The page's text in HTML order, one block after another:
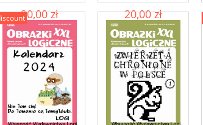
20,00 zł
add to cart
20,00 zł
add to cart